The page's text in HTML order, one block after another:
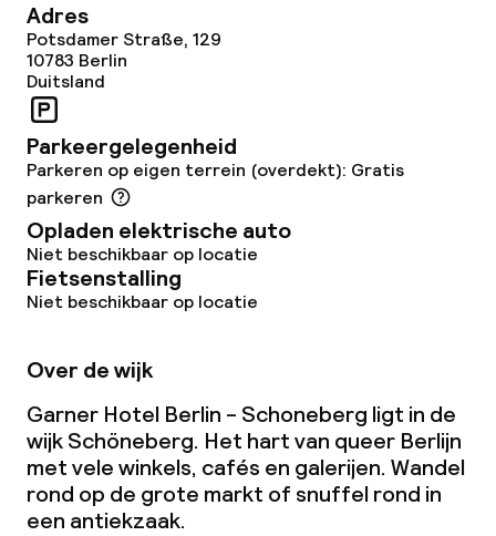
Adres
Potsdamer Straße, 129
10783 Berlin
Duitsland
Parkeergelegenheid
Parkeren op eigen terrein (overdekt): Gratis
parkeren
Opladen elektrische auto
Niet beschikbaar op locatie
Fietsenstalling
Niet beschikbaar op locatie
Over de wijk
Garner Hotel Berlin - Schoneberg ligt in de
wijk Schöneberg. Het hart van queer Berlijn
met vele winkels, cafés en galerijen. Wandel
rond op de grote markt of snuffel rond in
een antiekzaak.